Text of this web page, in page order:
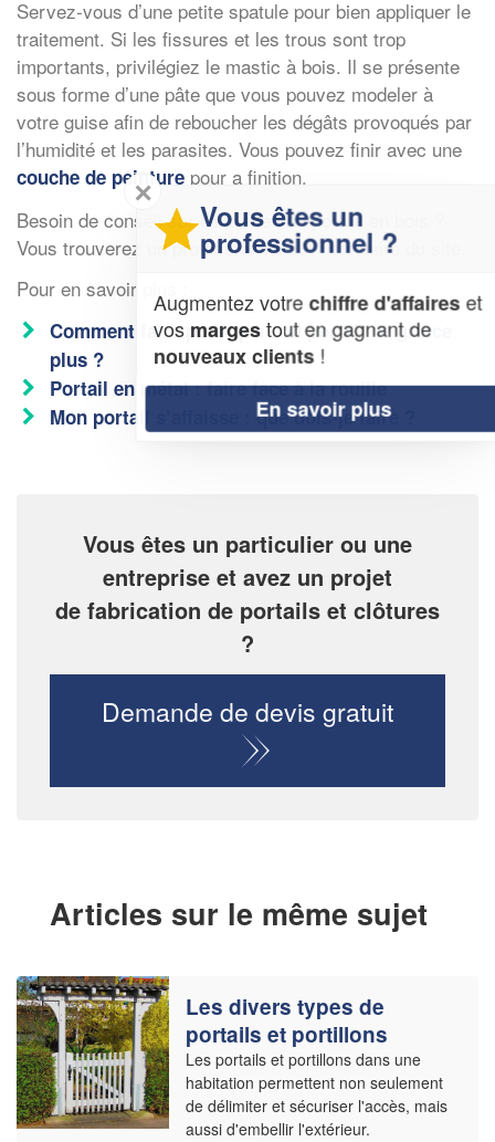
Servez-vous d’une petite spatule pour bien appliquer le
traitement. Si les fissures et les trous sont trop
importants, privilégiez le mastic à bois. Il se présente
sous forme d’une pâte que vous pouvez modeler à
votre guise afin de reboucher les dégâts provoqués par
l’humidité et les parasites. Vous pouvez finir avec une
couche de peinture pour a finition.
Besoin de conseil sur l’entretien du portail en bois ?
Vous trouverez un professionnel sur l’annuaire du site.
Pour en savoir plus :
Comment faire pour que son portail ne grince
plus ?
Portail en métal : faire face à la rouille
Mon portail s’affaisse : que dois-je faire ?
Vous êtes un particulier ou une
entreprise et avez un projet
de fabrication de portails et clôtures
?
Demande de devis gratuit
Articles sur le même sujet
Les divers types de
portails et portillons
Les portails et portillons dans une
habitation permettent non seulement
de délimiter et sécuriser l'accès, mais
aussi d'embellir l'extérieur.
✕
Vous êtes un
professionnel ?
Augmentez votrechiffre d'affaireset
vosmargestout en gagnant de
nouveaux clients!
En savoir plus